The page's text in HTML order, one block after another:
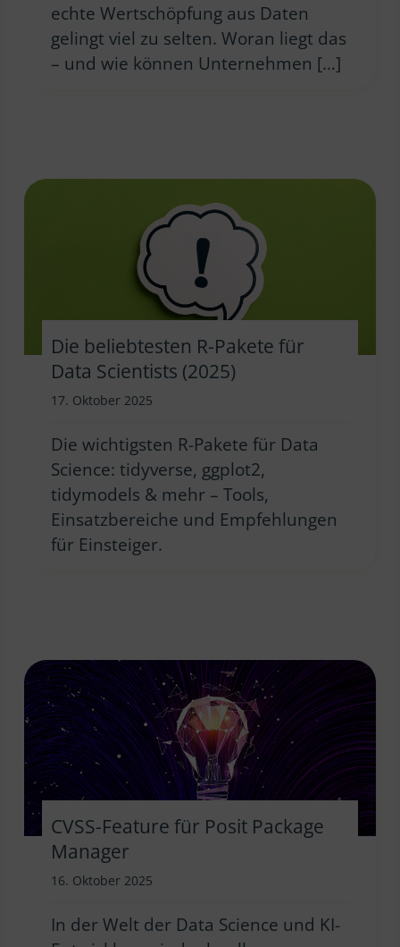
echte Wertschöpfung aus Daten
gelingt viel zu selten. Woran liegt das
– und wie können Unternehmen […]
Die beliebtesten R-Pakete für
Data Scientists (2025)
17. Oktober 2025
Die wichtigsten R-Pakete für Data
Science: tidyverse, ggplot2,
tidymodels & mehr – Tools,
Einsatzbereiche und Empfehlungen
für Einsteiger.
CVSS-Feature für Posit Package
Manager
16. Oktober 2025
In der Welt der Data Science und KI-